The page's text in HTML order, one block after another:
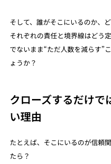
そして、誰がそこにいるのか、
それぞれの責任と境界線はどう
でないまま“ただ人数を減らす”
ょうか？
クローズするだけで
い理由
たとえば、そこにいるのが信頼
たら？